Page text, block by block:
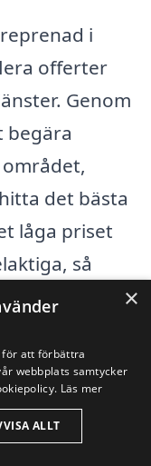
i
offerter
Genom
begära
det bästa
låga priset
så
när
kostnader
×
för att förbättra
webbplats samtycker
Läs mer
ALLT